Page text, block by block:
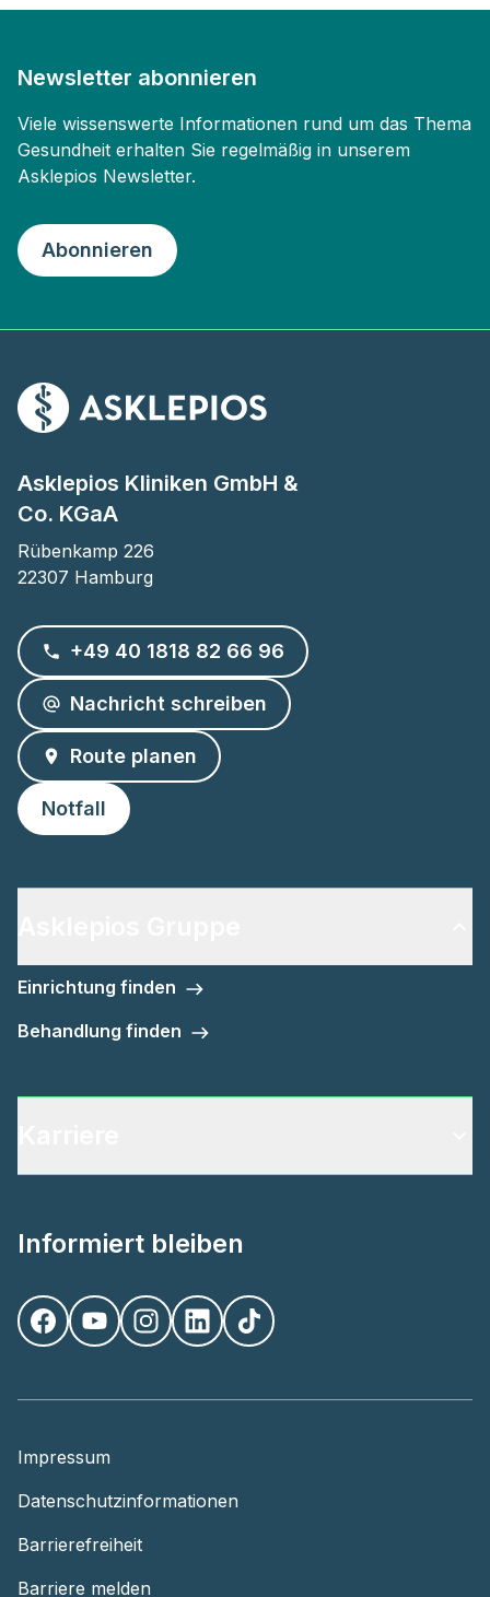
Newsletter abonnieren
Viele wissenswerte Informationen rund um das Thema
Gesundheit erhalten Sie regelmäßig in unserem
Asklepios Newsletter.
Abonnieren
Asklepios Kliniken GmbH &
Co. KGaA
Rübenkamp 226
22307 Hamburg
+49 40 1818 82 66 96
Nachricht schreiben
Route planen
Notfall
Einrichtung finden
Behandlung finden
Informiert bleiben
Impressum
Datenschutzinformationen
Barrierefreiheit
Barriere melden